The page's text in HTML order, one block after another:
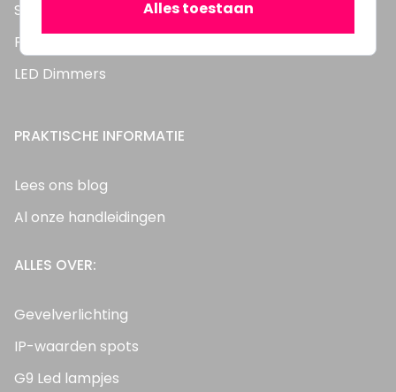
Solar verlichting
Feestverlichting
LED Dimmers
PRAKTISCHE INFORMATIE
Lees ons blog
Al onze handleidingen
ALLES OVER:
Gevelverlichting
IP-waarden spots
G9 Led lampjes
Alles toestaan